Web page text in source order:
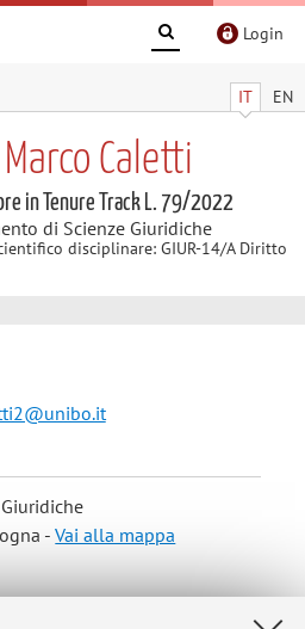
Login
IT EN
Caletti
in Tenure Track L. 79/2022
di Scienze Giuridiche
disciplinare: GIUR-14/A Diritto
-Vai alla mappa